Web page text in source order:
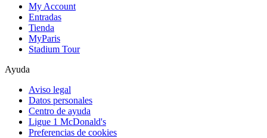
My Account
Entradas
Tienda
MyParis
Stadium Tour
Ayuda
Aviso legal
Datos personales
Centro de ayuda
Ligue 1 McDonald's
Preferencias de cookies